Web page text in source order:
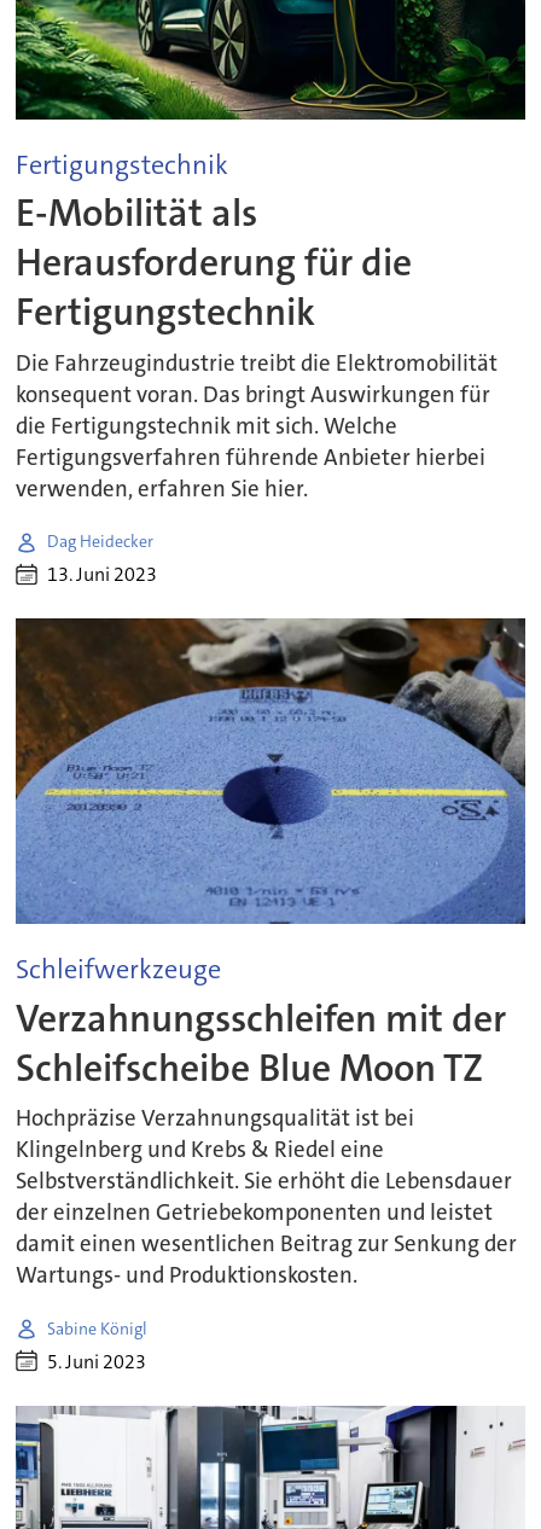
Fertigungstechnik
E-Mobilität als
Herausforderung für die
Fertigungstechnik
Die Fahrzeugindustrie treibt die Elektromobilität
konsequent voran. Das bringt Auswirkungen für
die Fertigungstechnik mit sich. Welche
Fertigungsverfahren führende Anbieter hierbei
verwenden, erfahren Sie hier.
Dag Heidecker
13. Juni 2023
Schleifwerkzeuge
Verzahnungsschleifen mit der
Schleifscheibe Blue Moon TZ
Hochpräzise Verzahnungsqualität ist bei
Klingelnberg und Krebs & Riedel eine
Selbstverständlichkeit. Sie erhöht die Lebensdauer
der einzelnen Getriebekomponenten und leistet
damit einen wesentlichen Beitrag zur Senkung der
Wartungs- und Produktionskosten.
Sabine Königl
5. Juni 2023